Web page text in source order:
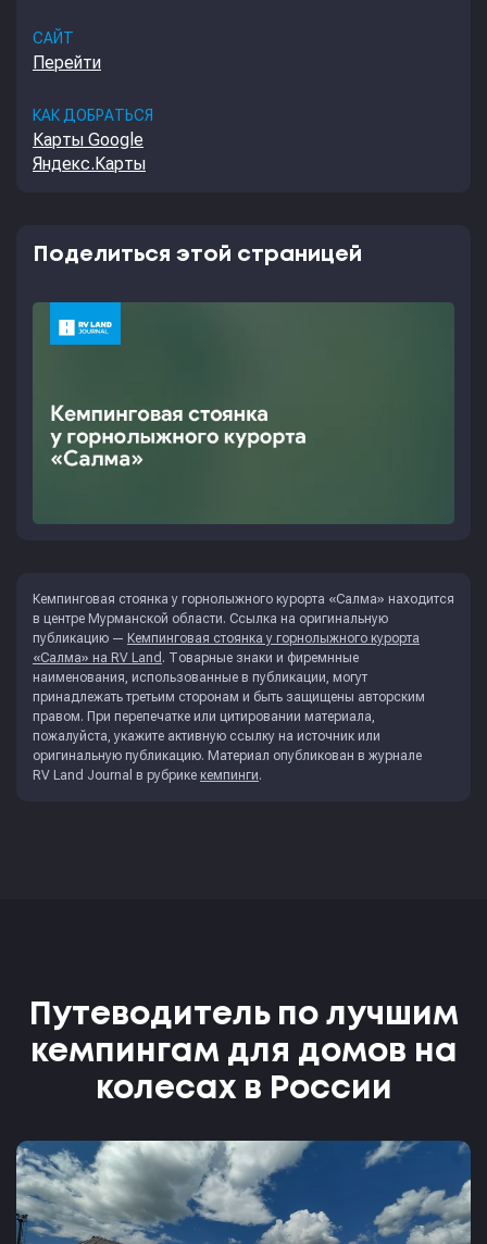
САЙТ
Перейти
КАК ДОБРАТЬСЯ
Карты Google
Яндекс.Карты
Поделиться этой страницей
Кемпинговая стоянка у горнолыжного курорта «Салма» находится
в центре Мурманской области. Ссылка на оригинальную
публикацию — Кемпинговая стоянка у горнолыжного курорта
«Салма» на RV Land . Товарные знаки и фиремнные
наименования, использованные в публикации, могут
принадлежать третьим сторонам и быть защищены авторским
правом. При перепечатке или цитировании материала,
пожалуйста, укажите активную ссылку на источник или
оригинальную публикацию. Материал опубликован в журнале
RV Land Journal в рубрике кемпинги.
Путеводитель по лучшим
кемпингам для домов на
колесах в России